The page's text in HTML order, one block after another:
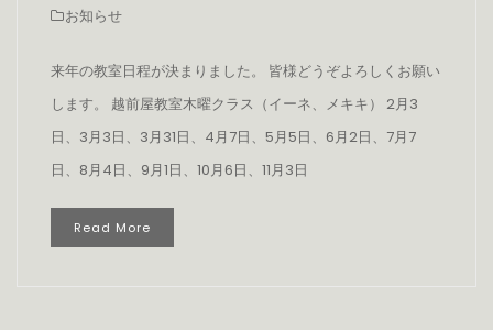
お知らせ
来年の教室日程が決まりました。 皆様どうぞよろしくお願い
します。 越前屋教室木曜クラス（イーネ、メキキ） 2月3
日、3月3日、3月31日、4月7日、5月5日、6月2日、7月7
日、8月4日、9月1日、10月6日、11月3日
Read More